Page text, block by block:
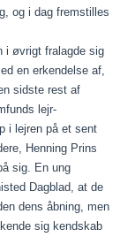
og i dag fremstilles
i øvrigt fralagde sig
en erkendelse af,
sidste rest af
lejr-
i lejren på et sent
Henning Prins
sig. En ung
Dagblad, at de
dens åbning, men
sig kendskab